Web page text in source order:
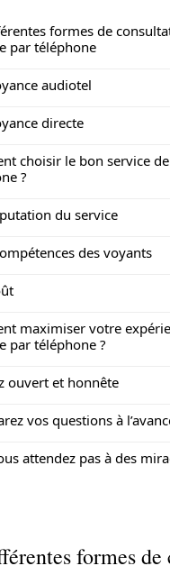
formes de
par téléphone
audiotel
directe
choisir le bon service
?
du service
des voyants
maximiser votre
par téléphone ?
ouvert et honnête
vos questions à
attendez pas à des
formes